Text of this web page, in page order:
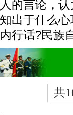
人的言论，
知出于什么
内行话?民族
共